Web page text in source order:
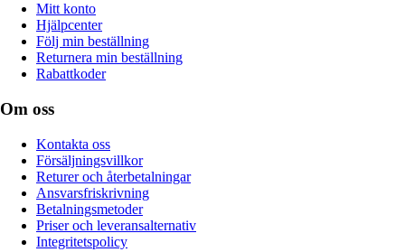
Mitt konto
Hjälpcenter
Följ min beställning
Returnera min beställning
Rabattkoder
Om oss
Kontakta oss
Försäljningsvillkor
Returer och återbetalningar
Ansvarsfriskrivning
Betalningsmetoder
Priser och leveransalternativ
Integritetspolicy